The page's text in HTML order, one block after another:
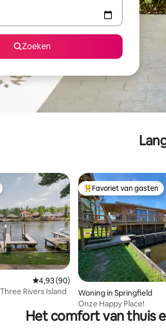
Zoeken
Gemiddelde beoordeling van 4,93 op
4,93 (90)
Rivers Island
Topfavoriet van gasten
Favoriet van gasten
Woning in Springfield
Onze Happy Place!
Het comfort van thuis